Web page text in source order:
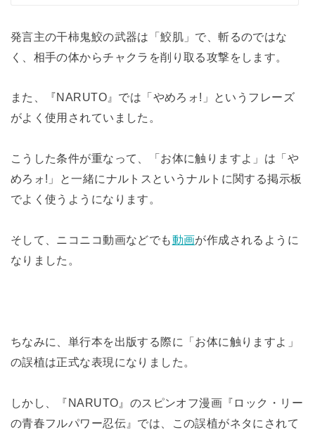
発言主の干柿鬼鮫の武器は「鮫肌」で、斬るのではな
く、相手の体からチャクラを削り取る攻撃をします。
また、『NARUTO』では「やめろォ!」というフレーズ
がよく使用されていました。
こうした条件が重なって、「お体に触りますよ」は「や
めろォ!」と一緒にナルトスというナルトに関する掲示板
でよく使うようになります。
そして、ニコニコ動画などでも動画が作成されるように
なりました。
ちなみに、単行本を出版する際に「お体に触りますよ」
の誤植は正式な表現になりました。
しかし、『NARUTO』のスピンオフ漫画『ロック・リー
の青春フルパワー忍伝』では、この誤植がネタにされて